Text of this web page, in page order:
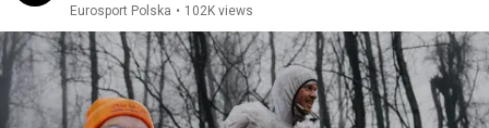
Eurosport Polska • 102K views